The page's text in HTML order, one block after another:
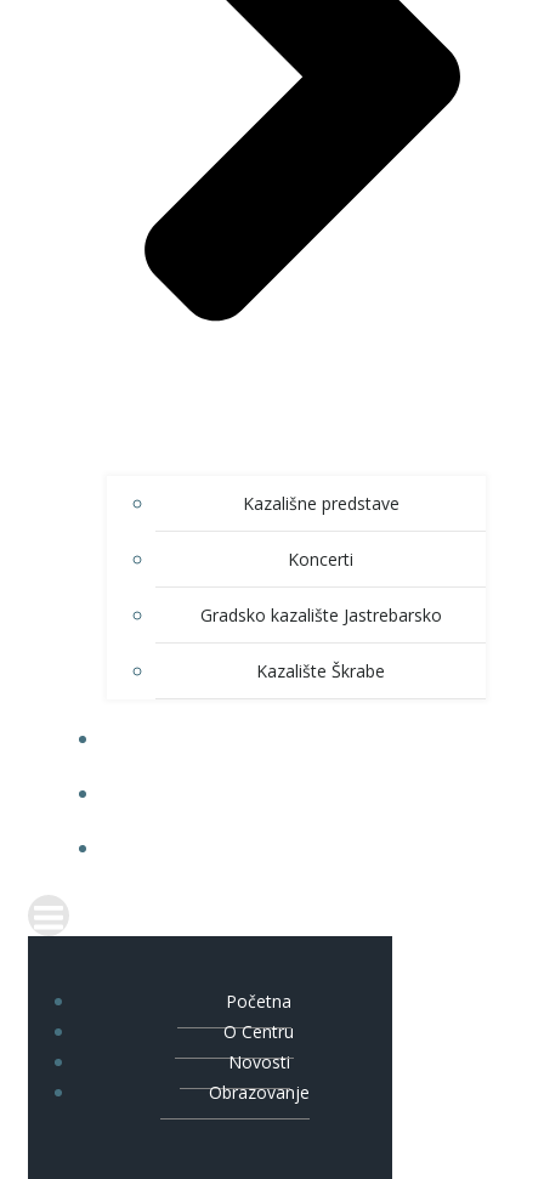
Kazališne predstave
Koncerti
Gradsko kazalište Jastrebarsko
Kazalište Škrabe
Početna
O Centru
Novosti
Obrazovanje